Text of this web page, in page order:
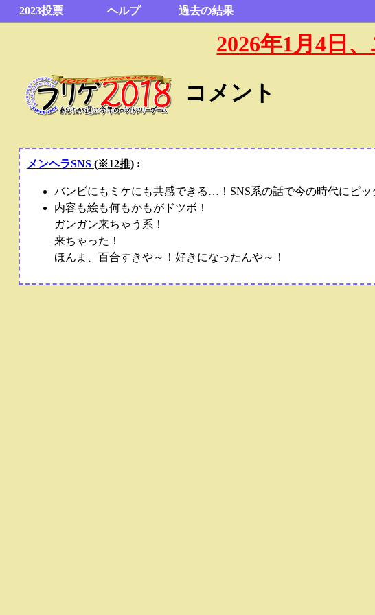
2023投票 ヘルプ 過去の結果
2026年1月4日
コメント
メンヘラSNS (※12推):
バンビにもミケにも共感できる…！SNS系の話で今の時代にピッ
内容も絵も何もかもがドツボ！
ガンガン来ちゃう系！
来ちゃった！
ほんま、百合すきや～！好きになったんや～！